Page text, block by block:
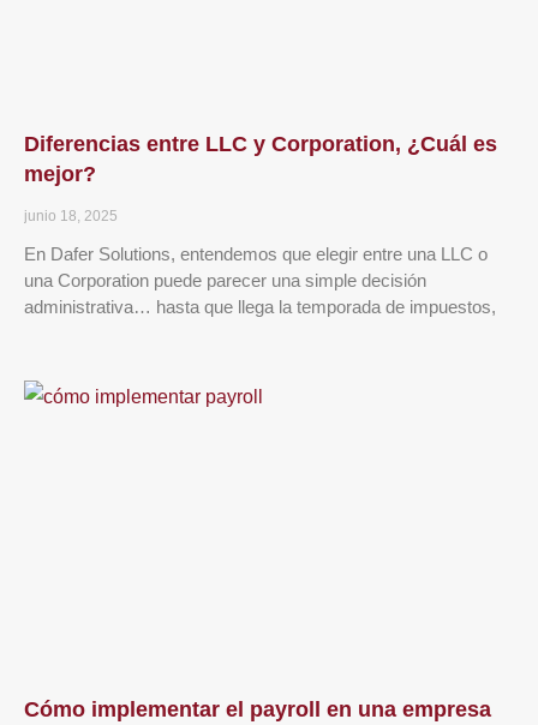
Diferencias entre LLC y Corporation, ¿Cuál es
mejor?
junio 18, 2025
En Dafer Solutions, entendemos que elegir entre una LLC o
una Corporation puede parecer una simple decisión
administrativa… hasta que llega la temporada de impuestos,
Cómo implementar el payroll en una empresa